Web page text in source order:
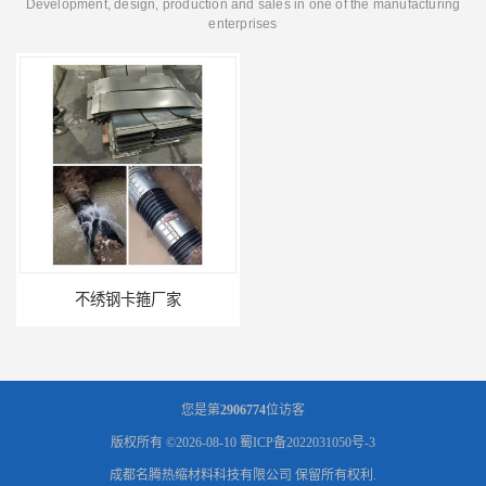
Development, design, production and sales in one of the manufacturing
enterprises
不绣钢卡箍厂家
您是第2906774位访客
版权所有 ©2026-08-10 蜀ICP备2022031050号-3
成都名腾热缩材料科技有限公司 保留所有权利.